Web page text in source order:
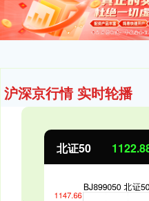
沪深京行情 实时轮播
北证50